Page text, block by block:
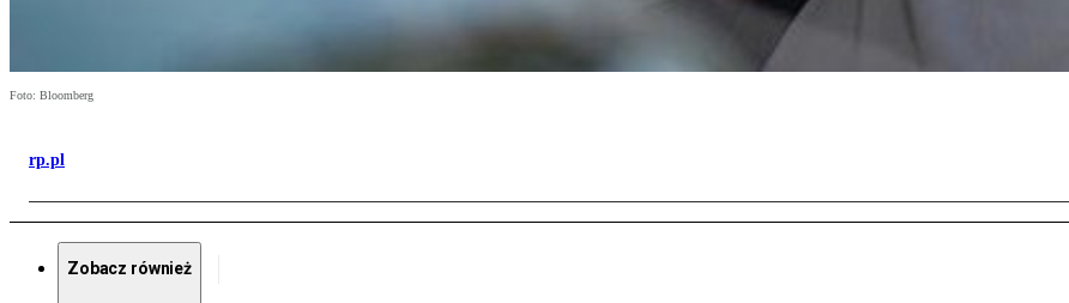
Foto: Bloomberg
rp.pl
Zobacz również